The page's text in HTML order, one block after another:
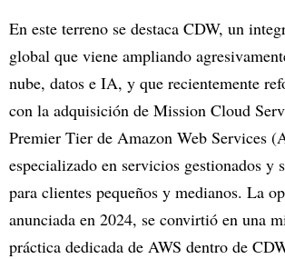
En este terreno se destaca CDW, un
global que viene ampliando
nube, datos e IA, y que recientemente
con la adquisición de Mission Cloud
Premier Tier de Amazon Web Services
especializado en servicios gestionados y
para clientes pequeños y medianos. La
anunciada en 2024, se convirtió en una
práctica dedicada de AWS dentro de